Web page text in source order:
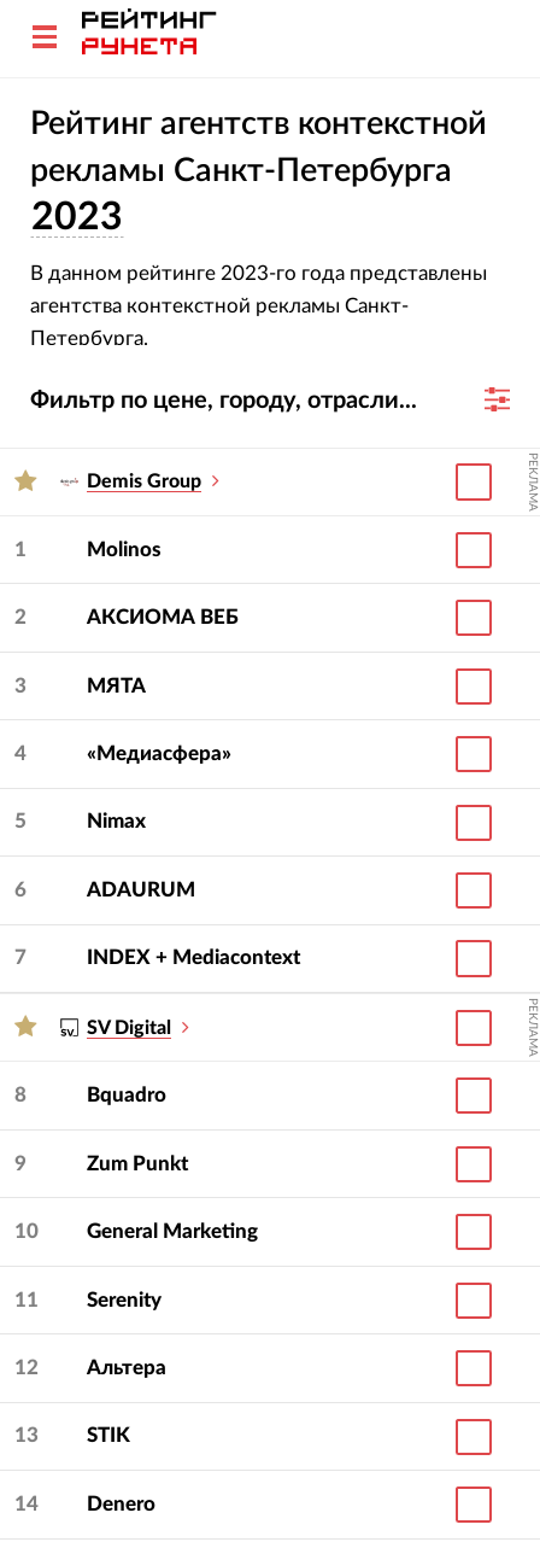
Рейтинг агентств контекстной
рекламы Санкт-Петербурга
2023
В данном рейтинге 2023-го года представлены
агентства контекстной рекламы Санкт-
Петербурга.
Фильтр по цене, городу, отрасли...
Demis Group РЕКЛАМА
1 Molinos
2 АКСИОМА ВЕБ
3 МЯТА
4 «Медиасфера»
5 Nimax
6 ADAURUM
7 INDEX + Mediacontext
SV Digital РЕКЛАМА
8 Bquadro
9 Zum Punkt
10 General Marketing
11 Serenity
12 Альтера
13 STIK
14 Denero